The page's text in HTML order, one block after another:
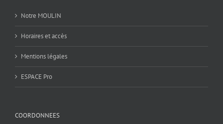
Notre MOULIN
Horaires et accès
Mentions légales
ESPACE Pro
COORDONNEES